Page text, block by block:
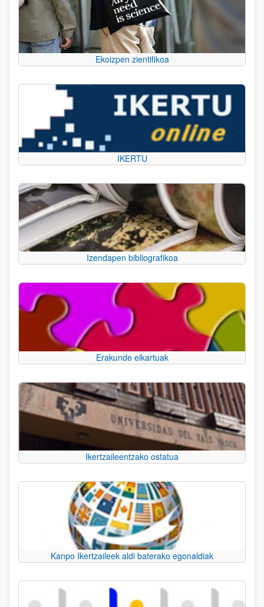
Ekoizpen zientifikoa
IKERTU
Izendapen bibliografikoa
Erakunde elkartuak
Ikertzaileentzako ostatua
Kanpo Ikertzaileek aldi baterako egonaldiak